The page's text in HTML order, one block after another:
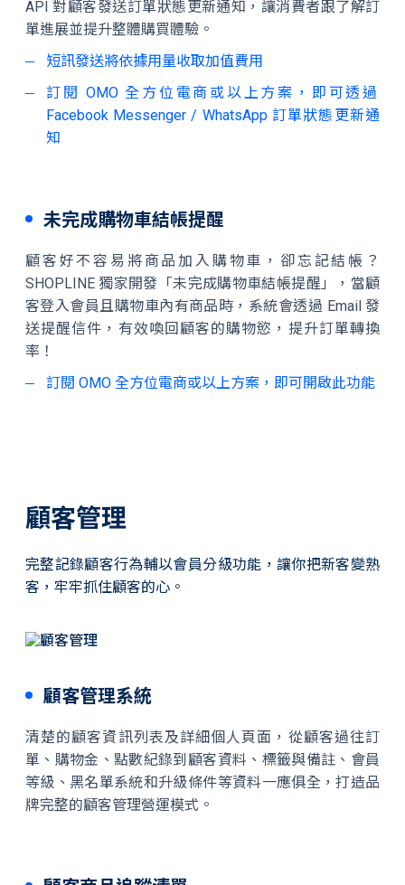
API 對顧客發送訂單狀態更新通知，讓消費者跟了解訂
單進展並提升整體購買體驗。
短訊發送將依據用量收取加值費用
訂閱 OMO 全方位電商或以上方案，即可透過
Facebook Messenger / WhatsApp 訂單狀態更新通
知
未完成購物車結帳提醒
顧客好不容易將商品加入購物車，卻忘記結帳？
SHOPLINE 獨家開發「未完成購物車結帳提醒」，當顧
客登入會員且購物車內有商品時，系統會透過 Email 發
送提醒信件，有效喚回顧客的購物慾，提升訂單轉換
率！
訂閱 OMO 全方位電商或以上方案，即可開啟此功能
顧客管理
完整記錄顧客行為輔以會員分級功能，讓你把新客變熟
客，牢牢抓住顧客的心。
顧客管理系統
清楚的顧客資訊列表及詳細個人頁面，從顧客過往訂
單、購物金、點數紀錄到顧客資料、標籤與備註、會員
等級、黑名單系統和升級條件等資料一應俱全，打造品
牌完整的顧客管理營運模式。